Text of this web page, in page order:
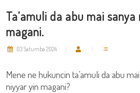
Ta’amuli da abu mai
magani.
03 Satumba 2024
Mene ne hukuncin ta’amuli da abu
niyyar yin magani?